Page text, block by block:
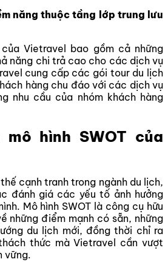
năng thuộc tầng lớp trung lưu
Vietravel bao gồm cả những
năng chi trả cao cho các dịch vụ
cung cấp các gói tour du lịch
hàng chu đáo với các dịch vụ
nhu cầu của nhóm khách hàng
hình SWOT của
cạnh tranh trong ngành du lịch,
đánh giá các yếu tố ảnh hưởng
Mô hình SWOT là công cụ hữu
những điểm mạnh có sẵn, những
du lịch mới, đồng thời chỉ ra
thức mà Vietravel cần vượt
vững.